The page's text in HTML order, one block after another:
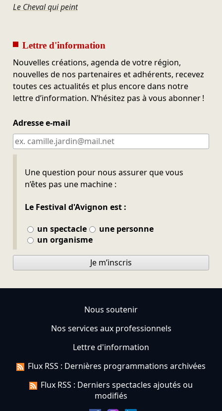
Le Cheval qui peint
Lettre d'information
Nouvelles créations, agenda de votre région,
nouvelles de nos partenaires et adhérents, recevez
toutes ces actualités et plus encore dans notre
lettre d’information. N’hésitez pas à vous abonner !
Adresse e-mail
Une question pour nous assurer que vous
n’êtes pas une machine :
Le Festival d'Avignon est :
un spectacle
une personne
un organisme
Ne pas remplir
Je m’inscris
Nous soutenir
Nos services aux professionnels
Lettre d'information
Flux RSS : Dernières programmations archivées
Flux RSS : Derniers spectacles ajoutés ou
modifiés